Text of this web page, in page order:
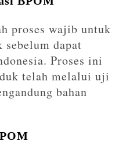
proses wajib untuk
sebelum dapat
Proses ini
telah melalui uji
bahan